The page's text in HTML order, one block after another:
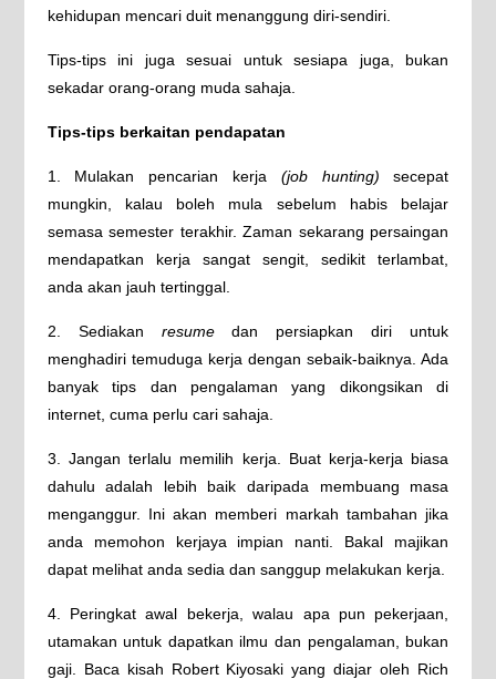
kehidupan mencari duit menanggung diri-sendiri.
Tips-tips ini juga sesuai untuk sesiapa juga, bukan
sekadar orang-orang muda sahaja.
Tips-tips berkaitan pendapatan
1. Mulakan pencarian kerja (job hunting) secepat
mungkin, kalau boleh mula sebelum habis belajar
semasa semester terakhir. Zaman sekarang persaingan
mendapatkan kerja sangat sengit, sedikit terlambat,
anda akan jauh tertinggal.
2. Sediakan resumedan persiapkan diri untuk
menghadiri temuduga kerja dengan sebaik-baiknya. Ada
banyak tips dan pengalaman yang dikongsikan di
internet, cuma perlu cari sahaja.
3. Jangan terlalu memilih kerja. Buat kerja-kerja biasa
dahulu adalah lebih baik daripada membuang masa
menganggur. Ini akan memberi markah tambahan jika
anda memohon kerjaya impian nanti. Bakal majikan
dapat melihat anda sedia dan sanggup melakukan kerja.
4. Peringkat awal bekerja, walau apa pun pekerjaan,
utamakan untuk dapatkan ilmu dan pengalaman, bukan
gaji. Baca kisah Robert Kiyosaki yang diajar oleh Rich